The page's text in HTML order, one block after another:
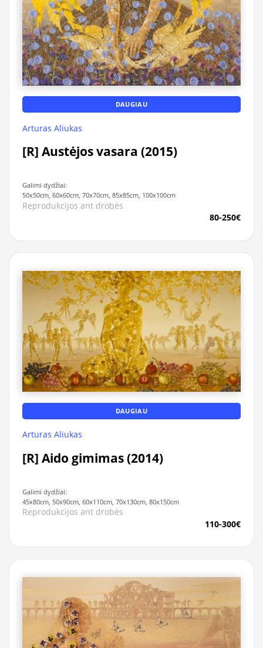
DAUGIAU
Arturas Aliukas
[R] Austėjos vasara (2015)
Galimi dydžiai:
50x50cm, 60x60cm, 70x70cm, 85x85cm, 100x100cm
Reprodukcijos ant drobės
80-250€
DAUGIAU
Arturas Aliukas
[R] Aido gimimas (2014)
Galimi dydžiai:
45x80cm, 50x90cm, 60x110cm, 70x130cm, 80x150cm
Reprodukcijos ant drobės
110-300€